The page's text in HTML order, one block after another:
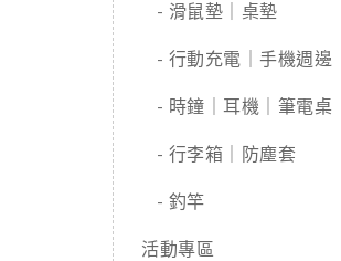
- 滑鼠墊｜桌墊
- 行動充電｜手機週邊
- 時鐘｜耳機｜筆電桌
- 行李箱｜防塵套
- 釣竿
活動專區